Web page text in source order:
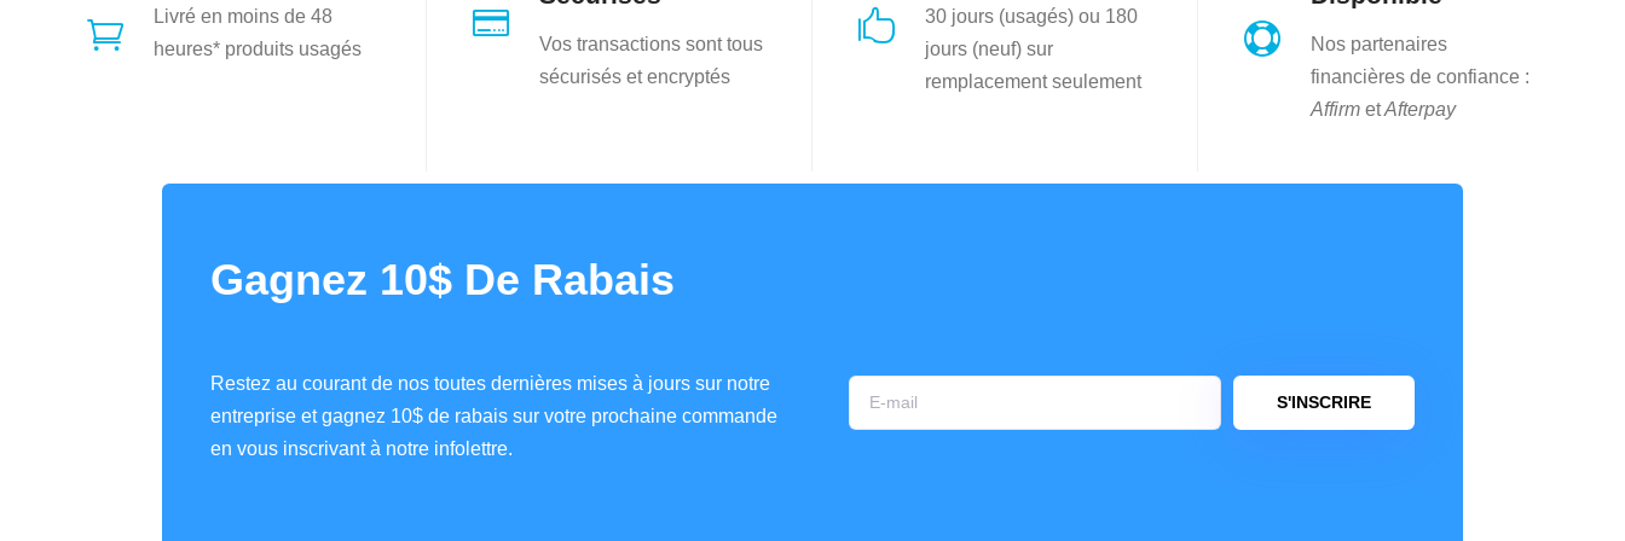

Livré en moins de 48
heures* produits usagés

Vos transactions sont tous
sécurisés et encryptés

30 jours (usagés) ou 180
jours (neuf) sur
remplacement seulement

Nos partenaires
financières de confiance :
Affirm etAfterpay
Gagnez 10$ De Rabais
Restez au courant de nos toutes dernières mises à jours sur notre
entreprise et gagnez 10$ de rabais sur votre prochaine commande
en vous inscrivant à notre infolettre.
S'INSCRIRE